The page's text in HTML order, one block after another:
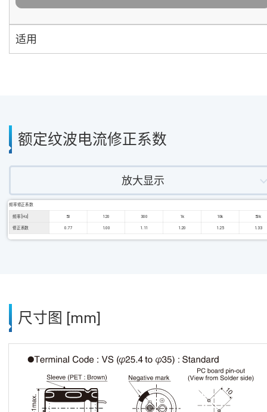
适用
额定纹波电流修正系数
放大显示
频率修正系数
频率 [Hz] 50 120 300 1k 10k 50k
修正系数 0.77 1.00 1.11 1.20 1.25 1.33
尺寸图 [mm]